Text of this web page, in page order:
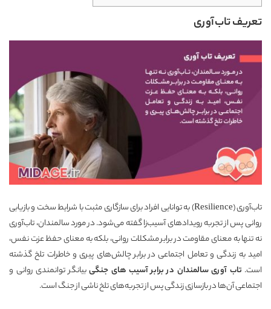
تعریف تاب‌آوری
تاب‌آوری (Resilience) به توانایی افراد برای سازگاری مثبت با شرایط سخت و بازیابی
روانی پس از تجربه رویدادهای آسیب‌زا گفته می‌شود. در مورد سالمندان، تاب‌آوری
نه تنها به معنای مقاومت در برابر مشکلات روانی، بلکه به معنای حفظ عزت نفس،
امید به زندگی و تعامل اجتماعی در برابر چالش‌های پیری و خاطرات تلخ گذشته
است. تاب آوری سالمندان در برابر آسیب های جنگیبیانگر توانمندی روانی و
اجتماعی آن‌ها در بازسازی زندگی پس از تجربه‌های تلخ ناشی از جنگ است.